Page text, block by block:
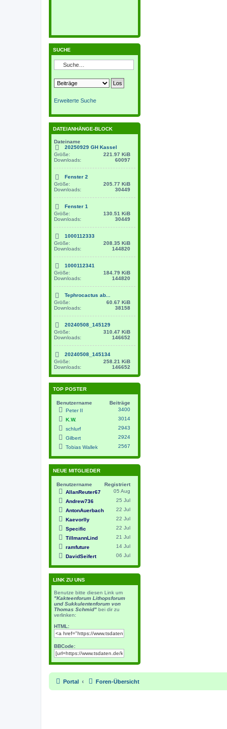
SUCHE
Erweiterte Suche
DATEIANHÄNGE-BLOCK
Dateiname
20250929 GH Kassel
Größe:
221.97 KiB
Downloads:
60097
Fenster 2
Größe:
205.77 KiB
Downloads:
30449
Fenster 1
Größe:
130.51 KiB
Downloads:
30449
1000112333
Größe:
208.35 KiB
Downloads:
144820
1000112341
Größe:
184.79 KiB
Downloads:
144820
Tephrocactus ab...
Größe:
60.67 KiB
Downloads:
38158
20240508_145129
Größe:
310.47 KiB
Downloads:
146652
20240508_145134
Größe:
258.21 KiB
Downloads:
146652
TOP POSTER
Benutzername
Beiträge
Peter II
3400
K.W.
3014
schlurf
2943
Gilbert
2924
Tobias Wallek
2567
NEUE MITGLIEDER
Benutzername
Registriert
AllanReuter67
05 Aug
Andrew736
25 Jul
AntonAuerbach
22 Jul
Kaevorlly
22 Jul
Specific
22 Jul
TillmannLind
21 Jul
ramfuture
14 Jul
DavidSeifert
06 Jul
LINK ZU UNS
Benutze bitte diesen Link um
"Kakteenforum Lithopsforum
und Sukkulentenforum von
Thomas Schmid" bei dir zu
verlinken:
HTML:
BBCode:
Portal Foren-Übersicht